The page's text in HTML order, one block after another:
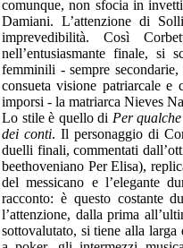
comunque, non sfocia in
Damiani. L’attenzione di
imprevedibilità. Così
nell’entusiasmante finale,
femminili - sempre
consueta visione patriarcale e
imporsi - la matriarca Nieves
Lo stile è quello di Per
dei conti. Il personaggio di
duelli finali, commentati
beethoveniano Per Elisa),
del messicano e l’elegante
racconto: è questo costante
l’attenzione, dalla prima
sottovalutato, si tiene alla